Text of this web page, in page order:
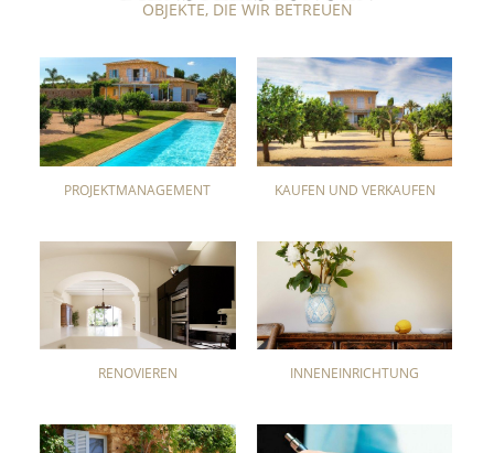
OBJEKTE, DIE WIR BETREUEN
PROJEKTMANAGEMENT KAUFEN UND VERKAUFEN
RENOVIEREN INNENEINRICHTUNG